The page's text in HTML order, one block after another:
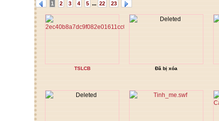
1 2 3 4 5 ... 22 23
TSLCB Đã bị xóa